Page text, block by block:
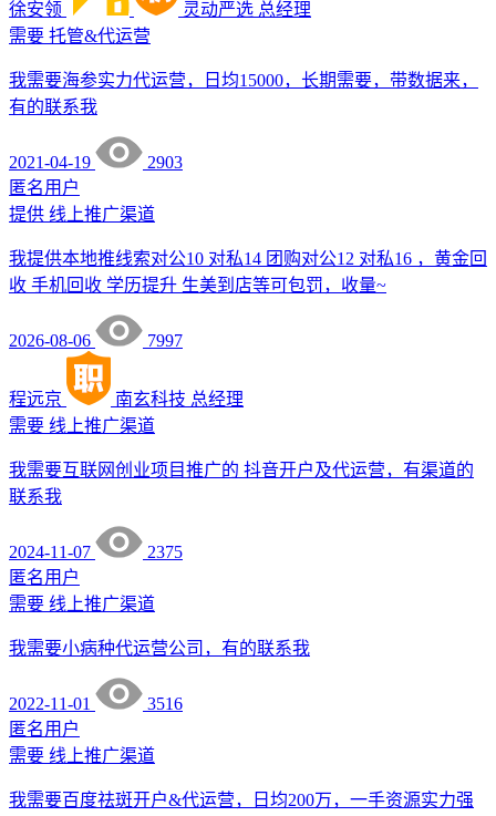
徐安领 灵动严选 总经理
需要 托管&代运营
我需要海参实力代运营，日均15000，长期需要，带数据来，
有的联系我
2021-04-19
2903
匿名用户
提供 线上推广渠道
我提供本地推线索对公10 对私14 团购对公12 对私16 ，黄金回
收 手机回收 学历提升 生美到店等可包罚，收量~
2026-08-06 7997
程远京 南玄科技 总经理
需要 线上推广渠道
我需要互联网创业项目推广的 抖音开户及代运营，有渠道的
联系我
2024-11-07
2375
匿名用户
需要 线上推广渠道
我需要小病种代运营公司，有的联系我
2022-11-01
3516
匿名用户
需要 线上推广渠道
我需要百度祛斑开户&代运营，日均200万，一手资源实力强